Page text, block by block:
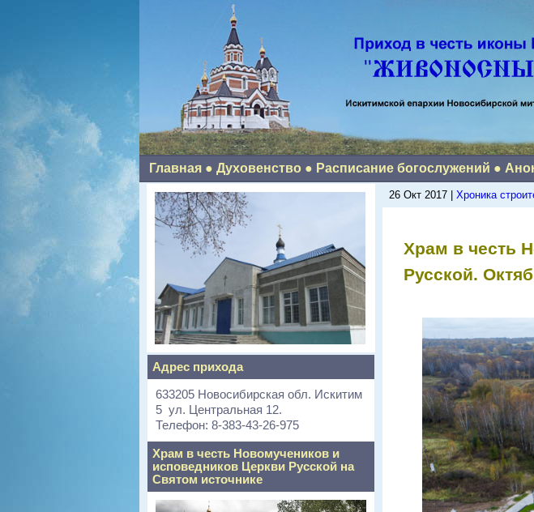
Главная● Духовенство ● Расписание богослужений ●
Адрес прихода
633205 Новосибирская обл. Искитим
5 ул. Центральная 12.
Телефон: 8-383-43-26-975
Храм в честь Новомучеников и
исповедников Церкви Русской на
Святом источнике
26 Окт 2017 | Хроника
Храм в честь
Русской.